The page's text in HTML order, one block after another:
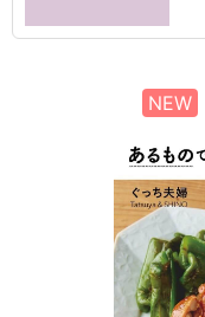
NEW